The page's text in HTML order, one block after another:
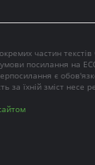
частин
посилання на
є
за їхній зміст несе